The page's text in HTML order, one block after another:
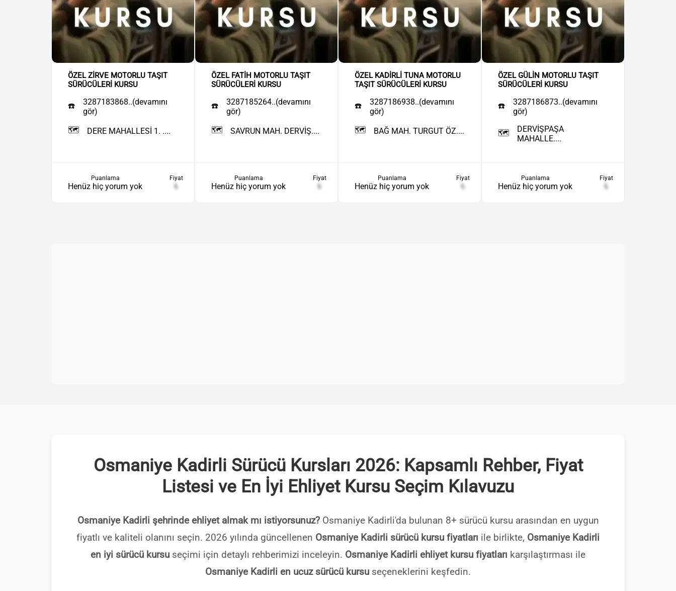
ÖZEL ZİRVE MOTORLU TAŞIT
SÜRÜCÜLERİ KURSU
☎️
3287183868..(devamını
gör)
🗺️
DERE MAHALLESİ 1. ....
Puanlama
Henüz hiç yorum yok
Fiyat
₺
ÖZEL FATİH MOTORLU TAŞIT
SÜRÜCÜLERİ KURSU
☎️
3287185264..(devamını
gör)
🗺️
SAVRUN MAH. DERVİŞ....
Puanlama
Henüz hiç yorum yok
Fiyat
₺
ÖZEL KADİRLİ TUNA MOTORLU
TAŞIT SÜRÜCÜLERİ KURSU
☎️
3287186938..(devamını
gör)
🗺️
BAĞ MAH. TURGUT ÖZ....
Puanlama
Henüz hiç yorum yok
Fiyat
₺
ÖZEL GÜLİN MOTORLU TAŞIT
SÜRÜCÜLERİ KURSU
☎️
3287186873..(devamını
gör)
🗺️
DERVİŞPAŞA
MAHALLE....
Puanlama
Henüz hiç yorum yok
Fiyat
₺
Osmaniye Kadirli Sürücü Kursları 2026: Kapsamlı Rehber, Fiyat
Listesi ve En İyi Ehliyet Kursu Seçim Kılavuzu
Osmaniye Kadirli şehrinde ehliyet almak mı istiyorsunuz?Osmaniye Kadirli'da bulunan 8+ sürücü kursu arasından en uygun
fiyatlı ve kaliteli olanını seçin. 2026 yılında güncellenen Osmaniye Kadirli sürücü kursu fiyatları ile birlikte, Osmaniye Kadirli
en iyi sürücü kursu seçimi için detaylı rehberimizi inceleyin. Osmaniye Kadirli ehliyet kursu fiyatları karşılaştırması ile
Osmaniye Kadirli en ucuz sürücü kursu seçeneklerini keşfedin.